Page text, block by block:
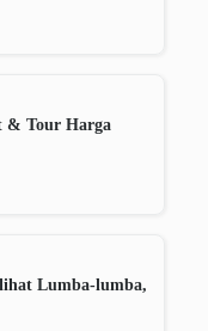
& Tour Harga
Lumba-lumba,